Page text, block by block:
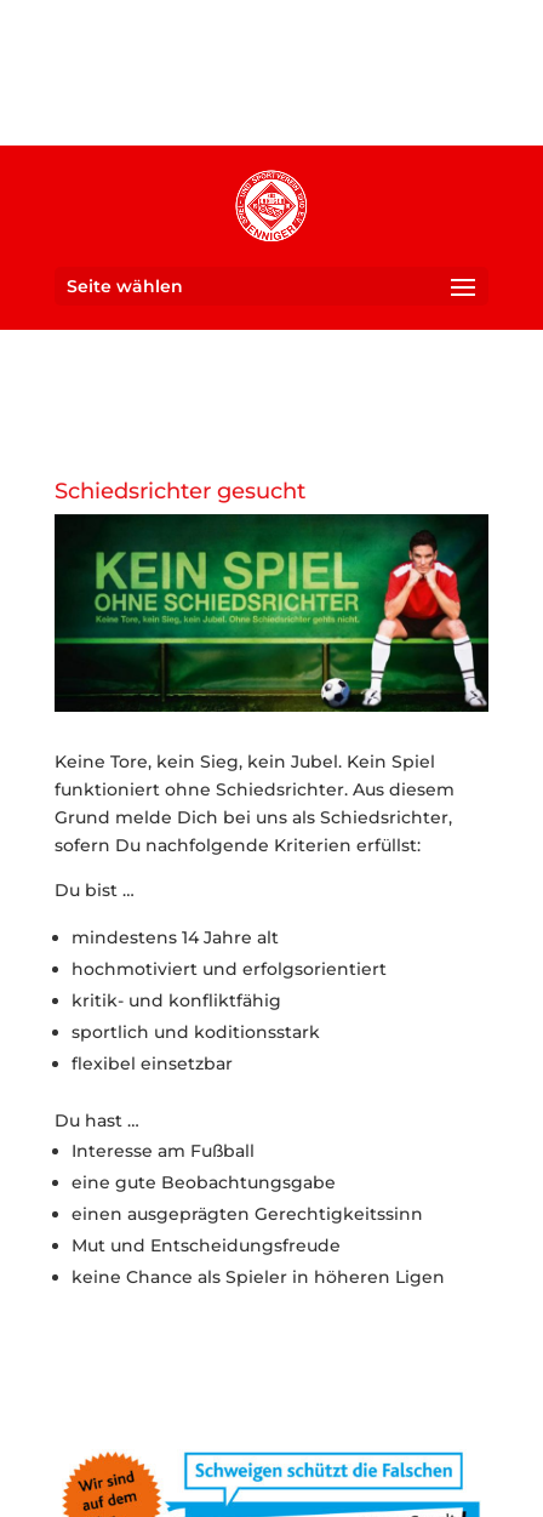
Seite wählen
Schiedsrichter gesucht
Keine Tore, kein Sieg, kein Jubel. Kein Spiel
funktioniert ohne Schiedsrichter. Aus diesem
Grund melde Dich bei uns als Schiedsrichter,
sofern Du nachfolgende Kriterien erfüllst:
Du bist …
mindestens 14 Jahre alt
hochmotiviert und erfolgsorientiert
kritik- und konfliktfähig
sportlich und koditionsstark
flexibel einsetzbar
Du hast …
Interesse am Fußball
eine gute Beobachtungsgabe
einen ausgeprägten Gerechtigkeitssinn
Mut und Entscheidungsfreude
keine Chance als Spieler in höheren Ligen